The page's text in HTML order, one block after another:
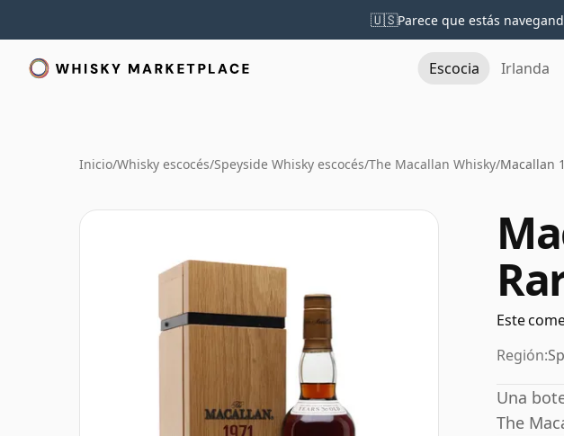
🇺🇸Parece que estás
Escocia Irlanda
Inicio/Whisky escocés/Speyside Whisky escocés/The Macallan Whisky/Macallan
Este
Región:
Una
The